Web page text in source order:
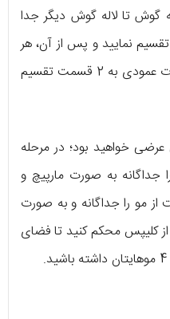
گوش تا لاله گوش دیگر جدا
نمایید و پس از آن، هر
کدام از این نیمه‌های مو را به صورت عمودی به 2 قسمت تقسیم
شما دارای 4 بخش عرضی خواهید بود؛ در مرحله
جداگانه به صورت مارپیچ و
پس از آن، 3 قسمت از مو را جداگانه و به صورت
کلیپس محکم کنید تا فضای